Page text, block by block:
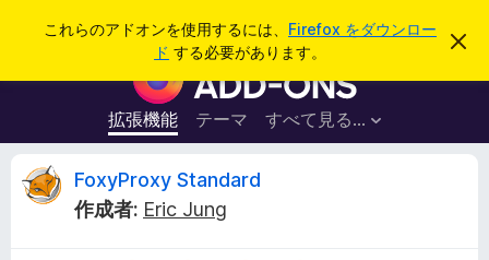
これらのアドオンを使用するには、 Firefox をダウンロー
ド する必要があります。
こ
を
F
i
r
e
拡張機能 テーマ すべて見る...
ログイン
F
FoxyProxy Standard
作成者: Eric Jung